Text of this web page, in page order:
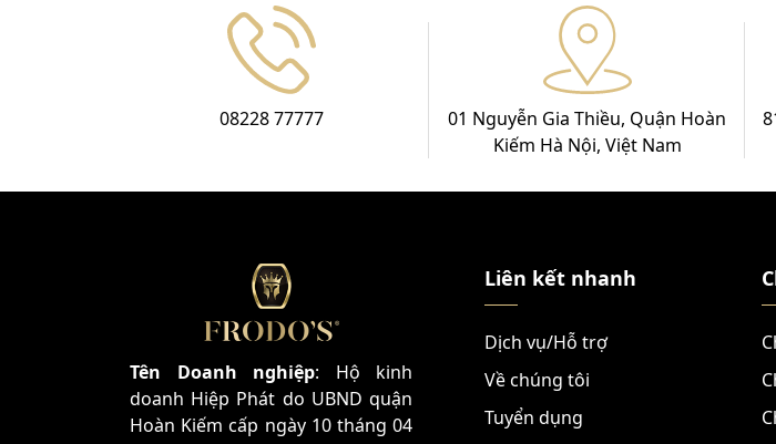
08228 77777
01 Nguyễn Gia Thiều, Quận Hoàn
Kiếm Hà Nội, Việt Nam
Tên Doanh nghiệp: Hộ kinh
doanh Hiệp Phát do UBND quận
Hoàn Kiếm cấp ngày 10 tháng 04
Liên kết nhanh
Dịch vụ/Hỗ trợ
Về chúng tôi
Tuyển dụng